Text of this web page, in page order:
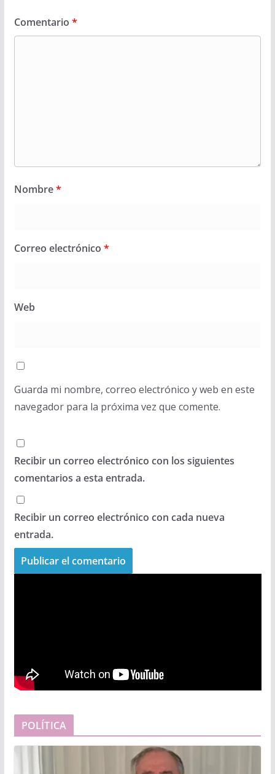
Comentario *
Nombre*
Correo electrónico *
Web
Guarda mi nombre, correo electrónico y web en este
navegador para la próxima vez que comente.
Recibir un correo electrónico con los siguientes
comentarios a esta entrada.
Recibir un correo electrónico con cada nueva
entrada.
POLÍTICA